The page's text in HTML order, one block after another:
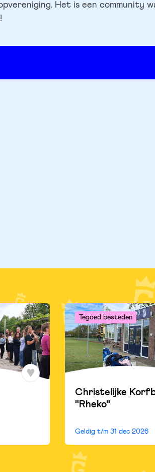
Het is een community
Tegoed besteden
Christelijke
"Rheko"
Geldig t/m 31 dec 2026